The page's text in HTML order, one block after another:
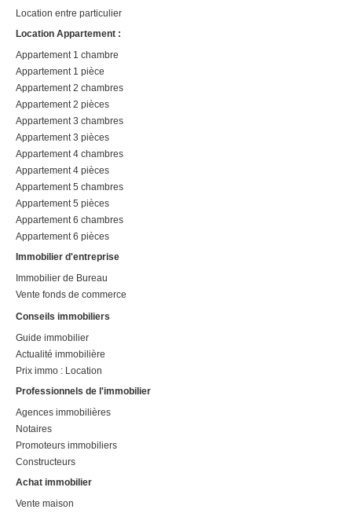
Location entre particulier
Location Appartement :
Appartement 1 chambre
Appartement 1 pièce
Appartement 2 chambres
Appartement 2 pièces
Appartement 3 chambres
Appartement 3 pièces
Appartement 4 chambres
Appartement 4 pièces
Appartement 5 chambres
Appartement 5 pièces
Appartement 6 chambres
Appartement 6 pièces
Immobilier d'entreprise
Immobilier de Bureau
Vente fonds de commerce
Conseils immobiliers
Guide immobilier
Actualité immobilière
Prix immo : Location
Professionnels de l'immobilier
Agences immobilières
Notaires
Promoteurs immobiliers
Constructeurs
Achat immobilier
Vente maison